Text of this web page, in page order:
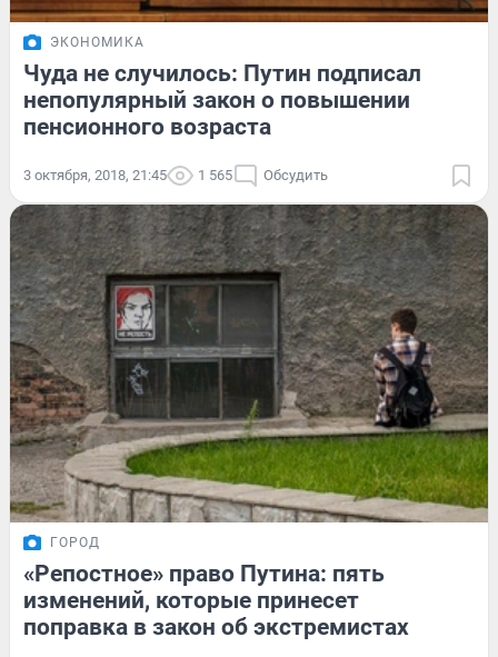
ЭКОНОМИКА
Чуда не случилось: Путин подписал
непопулярный закон о повышении
пенсионного возраста
3 октября, 2018, 21:45 1 565 Обсудить
ГОРОД
«Репостное» право Путина: пять
изменений, которые принесет
поправка в закон об экстремистах